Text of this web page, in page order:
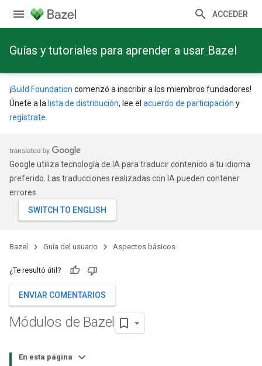
ACCEDER
Guías y tutoriales para aprender a usar Bazel
¡Build Foundation comenzó a inscribir a los miembros fundadores!
Únete a la lista de distribución, lee el acuerdo de participación y
regístrate
Google utiliza tecnología de IA para traducir contenido a tu idioma
preferido. Las traducciones realizadas con IA pueden contener
errores.
Bazel Guía del usuario Aspectos básicos
¿Te resultó útil?
ENVIAR COMENTARIOS
Módulos de Bazel
En esta página